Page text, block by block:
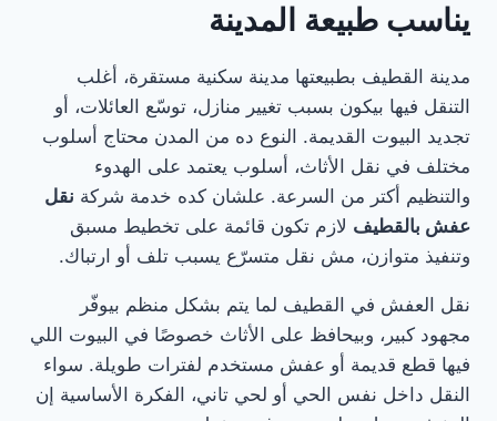
يناسب طبيعة المدينة
مدينة القطيف بطبيعتها مدينة سكنية مستقرة، أغلب
التنقل فيها بيكون بسبب تغيير منازل، توسّع العائلات، أو
تجديد البيوت القديمة. النوع ده من المدن محتاج أسلوب
مختلف في نقل الأثاث، أسلوب يعتمد على الهدوء
والتنظيم أكتر من السرعة. علشان كده خدمة شركة نقل
عفش بالقطيف لازم تكون قائمة على تخطيط مسبق
وتنفيذ متوازن، مش نقل متسرّع يسبب تلف أو ارتباك.
نقل العفش في القطيف لما يتم بشكل منظم بيوفّر
مجهود كبير، وبيحافظ على الأثاث خصوصًا في البيوت اللي
فيها قطع قديمة أو عفش مستخدم لفترات طويلة. سواء
النقل داخل نفس الحي أو لحي تاني، الفكرة الأساسية إن